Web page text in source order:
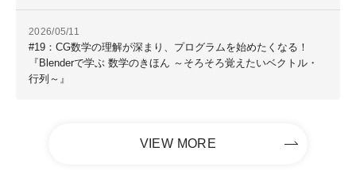
2026/05/11
#19：CG数学の理解が深まり、プログラムを始めたくなる！
『Blenderで学ぶ 数学のきほん ～そろそろ覚えたいベクトル・
行列～』
VIEW MORE